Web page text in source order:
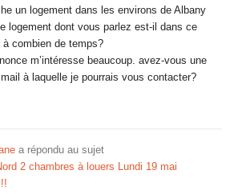
un logement dans les environs de Albany
logement dont vous parlez est-il dans ce
à combien de temps?
m’intéresse beaucoup. avez-vous une
à laquelle je pourrais vous contacter?
a répondu au sujet
2 chambres à louers Lundi 19 mai